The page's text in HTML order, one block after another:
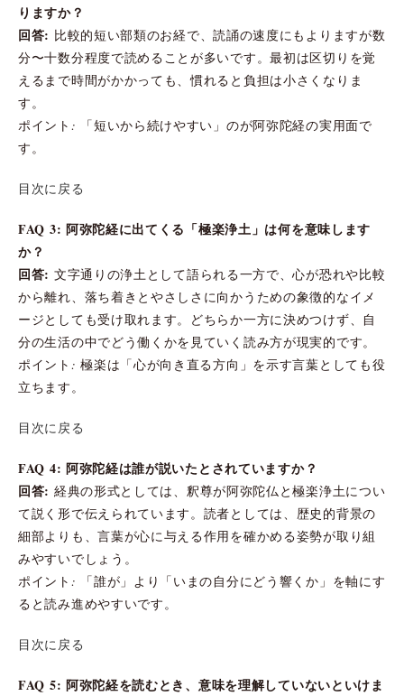
りますか？
回答: 比較的短い部類のお経で、読誦の速度にもよりますが数
分〜十数分程度で読めることが多いです。最初は区切りを覚
えるまで時間がかかっても、慣れると負担は小さくなりま
す。
ポイント: 「短いから続けやすい」のが阿弥陀経の実用面で
す。
目次に戻る
FAQ 3: 阿弥陀経に出てくる「極楽浄土」は何を意味します
か？
回答: 文字通りの浄土として語られる一方で、心が恐れや比較
から離れ、落ち着きとやさしさに向かうための象徴的なイメ
ージとしても受け取れます。どちらか一方に決めつけず、自
分の生活の中でどう働くかを見ていく読み方が現実的です。
ポイント: 極楽は「心が向き直る方向」を示す言葉としても役
立ちます。
目次に戻る
FAQ 4: 阿弥陀経は誰が説いたとされていますか？
回答: 経典の形式としては、釈尊が阿弥陀仏と極楽浄土につい
て説く形で伝えられています。読者としては、歴史的背景の
細部よりも、言葉が心に与える作用を確かめる姿勢が取り組
みやすいでしょう。
ポイント: 「誰が」より「いまの自分にどう響くか」を軸にす
ると読み進めやすいです。
目次に戻る
FAQ 5: 阿弥陀経を読むとき、意味を理解していないといけま